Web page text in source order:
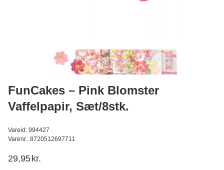
Læg i kurv
FunCakes – Pink Blomster
Vaffelpapir, Sæt/8stk.
Vareid: 994427
Varenr.: 8720512697711
29,95 kr.